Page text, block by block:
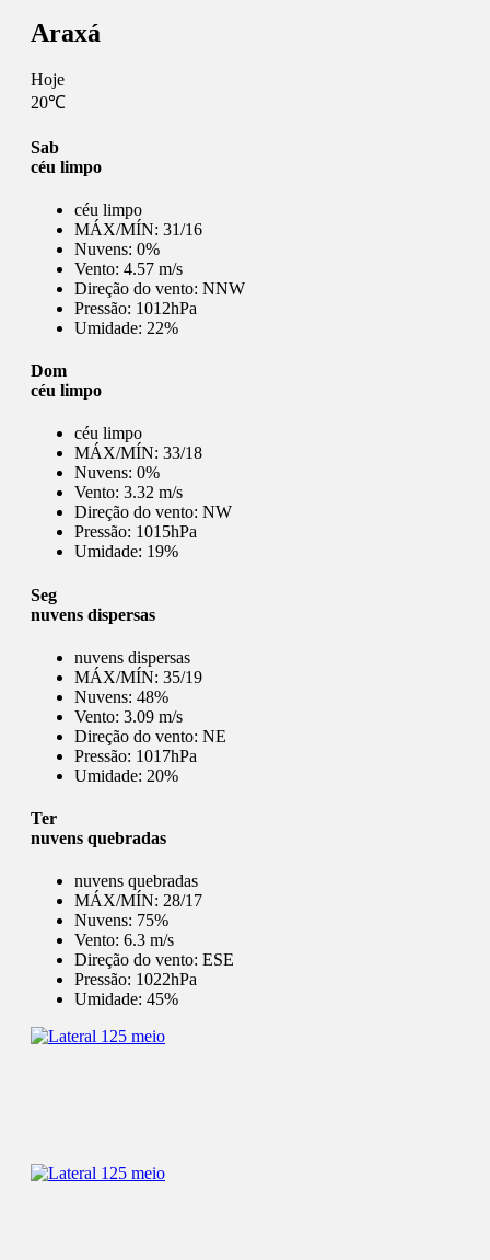
Araxá
Hoje
20℃
Sab
céu limpo
céu limpo
MÁX/MÍN: 31/16
Nuvens: 0%
Vento: 4.57 m/s
Direção do vento: NNW
Pressão: 1012hPa
Umidade: 22%
Dom
céu limpo
céu limpo
MÁX/MÍN: 33/18
Nuvens: 0%
Vento: 3.32 m/s
Direção do vento: NW
Pressão: 1015hPa
Umidade: 19%
Seg
nuvens dispersas
nuvens dispersas
MÁX/MÍN: 35/19
Nuvens: 48%
Vento: 3.09 m/s
Direção do vento: NE
Pressão: 1017hPa
Umidade: 20%
Ter
nuvens quebradas
nuvens quebradas
MÁX/MÍN: 28/17
Nuvens: 75%
Vento: 6.3 m/s
Direção do vento: ESE
Pressão: 1022hPa
Umidade: 45%